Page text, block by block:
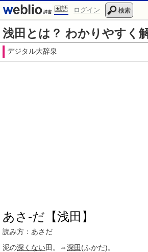
国語 ログイン 検索
浅田とは？ わかりやすく
デジタル大辞泉
あさ‐だ【浅田】
読み方：あさだ
泥の深くない田。⇔深田 (ふかだ)。